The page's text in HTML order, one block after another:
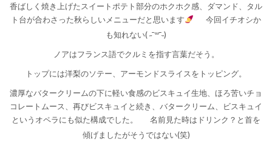
香ばしく焼き上げたスイートポテト部分のホクホク感、ダマンド、タル
ト台が合わさった秋らしいメニューだと思います
今回イチオシか
も知れない( ˶¯꒳¯˵)
ノアはフランス語でクルミを指す言葉だそう。
トップには洋梨のソテー、アーモンドスライスをトッピング。
濃厚なバタークリームの下に軽い食感のビスキュイ生地、ほろ苦いチョ
コレートムース、再びビスキュイと続き、バタークリーム、ビスキュイ
というオペラにも似た構成でした。
名前見た時はドリンク？と首を
傾げましたがそうではない(笑)